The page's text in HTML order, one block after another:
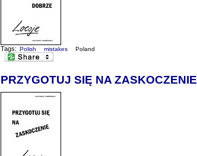
Tags: Polish mistakes Poland
PRZYGOTUJ SIĘ NA ZASKOCZENIE